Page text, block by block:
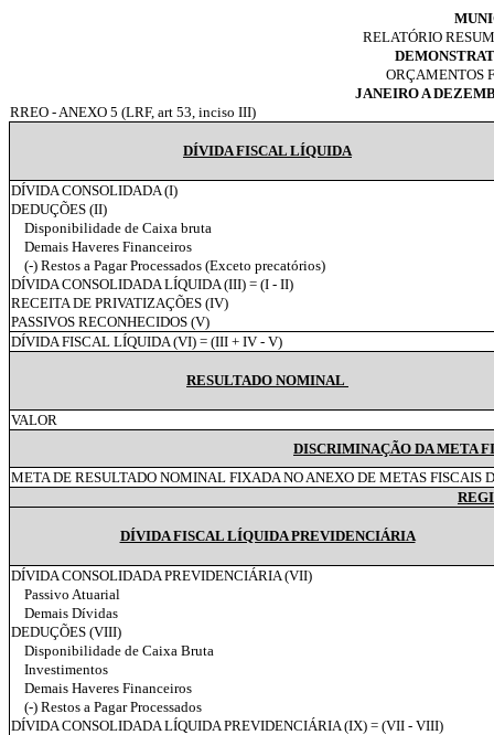
RELATÓRIO
ORÇAMENTOS
JANEIRO A
RREO - ANEXO 5 (LRF, art 53, inciso III)
DÍVIDA FISCAL LÍQUIDA
DÍVIDA CONSOLIDADA (I)
DEDUÇÕES (II)
Disponibilidade de Caixa bruta
Demais Haveres Financeiros
(-) Restos a Pagar Processados (Exceto precatórios)
DÍVIDA CONSOLIDADA LÍQUIDA (III) = (I - II)
RECEITA DE PRIVATIZAÇÕES (IV)
PASSIVOS RECONHECIDOS (V)
DÍVIDA FISCAL LÍQUIDA (VI) = (III + IV - V)
RESULTADO NOMINAL
VALOR
DISCRIMINAÇÃO DA META
META DE RESULTADO NOMINAL FIXADA NO ANEXO DE METAS FISCAIS
DÍVIDA FISCAL LÍQUIDA PREVIDENCIÁRIA
DÍVIDA CONSOLIDADA PREVIDENCIÁRIA (VII)
Passivo Atuarial
Demais Dívidas
DEDUÇÕES (VIII)
Disponibilidade de Caixa Bruta
Investimentos
Demais Haveres Financeiros
(-) Restos a Pagar Processados
DÍVIDA CONSOLIDADA LÍQUIDA PREVIDENCIÁRIA (IX) = (VII - VIII)